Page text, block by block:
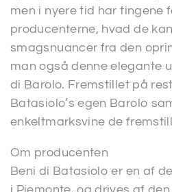
men i nyere tid har tingene
producenterne, hvad de
smagsnuancer fra den
man også denne elegante
di Barolo. Fremstillet på
Batasiolo’s egen Barolo
enkeltmarksvine de
Om producenten
Beni di Batasiolo er en af